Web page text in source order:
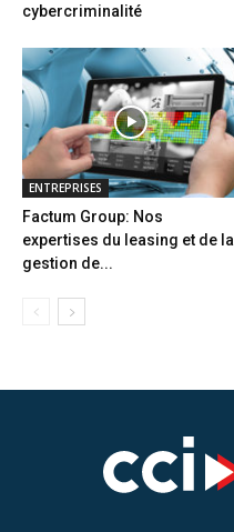
cybercriminalité
ENTREPRISES
Factum Group: Nos
expertises du leasing et de la
gestion de...